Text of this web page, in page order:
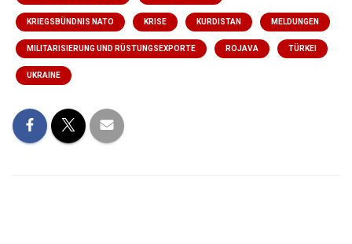
KRIEGSBÜNDNIS NATO KRISE KURDISTAN MELDUNGEN
MILITARISIERUNG UND RÜSTUNGSEXPORTE ROJAVA TÜRKEI
UKRAINE